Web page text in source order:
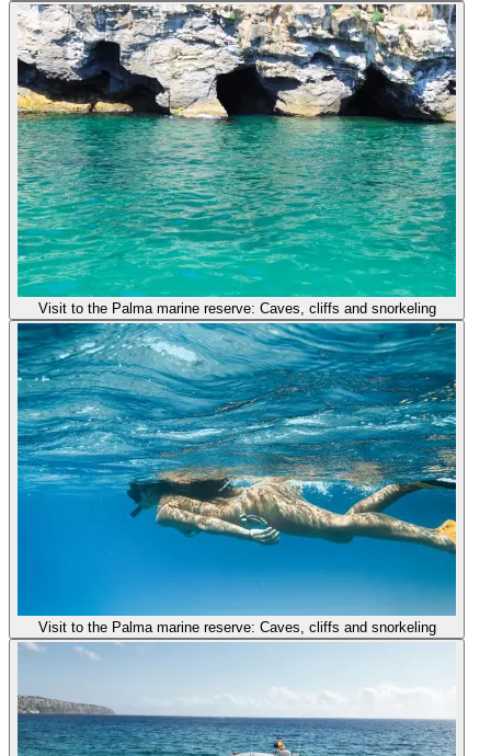
Visit to the Palma marine reserve: Caves, cliffs and snorkeling
Visit to the Palma marine reserve: Caves, cliffs and snorkeling